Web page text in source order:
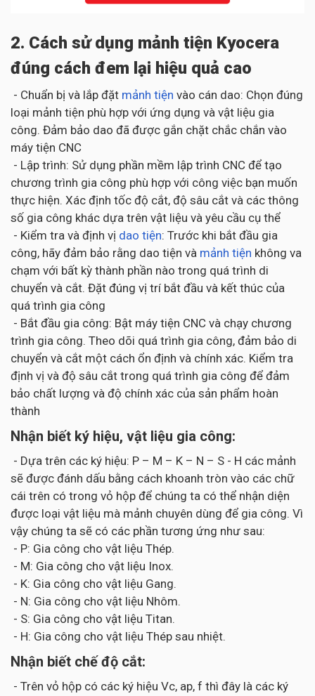
2. Cách sử dụng mảnh tiện Kyocera
đúng cách đem lại hiệu quả cao
- Chuẩn bị và lắp đặt mảnh tiện vào cán dao: Chọn đúng
loại mảnh tiện phù hợp với ứng dụng và vật liệu gia
công. Đảm bảo dao đã được gắn chặt chắc chắn vào
máy tiện CNC
- Lập trình: Sử dụng phần mềm lập trình CNC để tạo
chương trình gia công phù hợp với công việc bạn muốn
thực hiện. Xác định tốc độ cắt, độ sâu cắt và các thông
số gia công khác dựa trên vật liệu và yêu cầu cụ thể
- Kiểm tra và định vị dao tiện: Trước khi bắt đầu gia
công, hãy đảm bảo rằng dao tiện và mảnh tiện không va
chạm với bất kỳ thành phần nào trong quá trình di
chuyển và cắt. Đặt đúng vị trí bắt đầu và kết thúc của
quá trình gia công
- Bắt đầu gia công: Bật máy tiện CNC và chạy chương
trình gia công. Theo dõi quá trình gia công, đảm bảo di
chuyển và cắt một cách ổn định và chính xác. Kiểm tra
định vị và độ sâu cắt trong quá trình gia công để đảm
bảo chất lượng và độ chính xác của sản phẩm hoàn
thành
Nhận biết ký hiệu, vật liệu gia công:
- Dựa trên các ký hiệu: P – M – K – N – S - H các mảnh
sẽ được đánh dấu bằng cách khoanh tròn vào các chữ
cái trên có trong vỏ hộp để chúng ta có thể nhận diện
được loại vật liệu mà mảnh chuyên dùng để gia công. Vì
vậy chúng ta sẽ có các phần tương ứng như sau:
- P: Gia công cho vật liệu Thép.
- M: Gia công cho vật liệu Inox.
- K: Gia công cho vật liệu Gang.
- N: Gia công cho vật liệu Nhôm.
- S: Gia công cho vật liệu Titan.
- H: Gia công cho vật liệu Thép sau nhiệt.
Nhận biết chế độ cắt:
- Trên vỏ hộp có các ký hiệu Vc, ap, f thì đây là các ký